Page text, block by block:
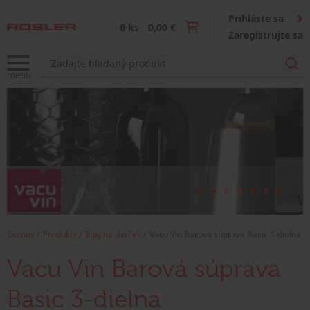
0 ks 0,00 €
Prihláste sa
Zaregistrujte sa
Domov Produkty Tipy na darček
Vacu Vin Barová súprava
Basic 3-dielna